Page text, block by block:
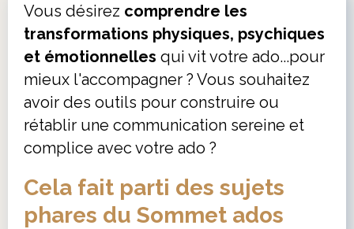
Vous désirez comprendre les
transformations physiques, psychiques
et émotionnelles qui vit votre ado...pour
mieux l'accompagner ? Vous souhaitez
avoir des outils pour construire ou
rétablir une communication sereine et
complice avec votre ado ?
Cela fait parti des sujets
phares du Sommet ados